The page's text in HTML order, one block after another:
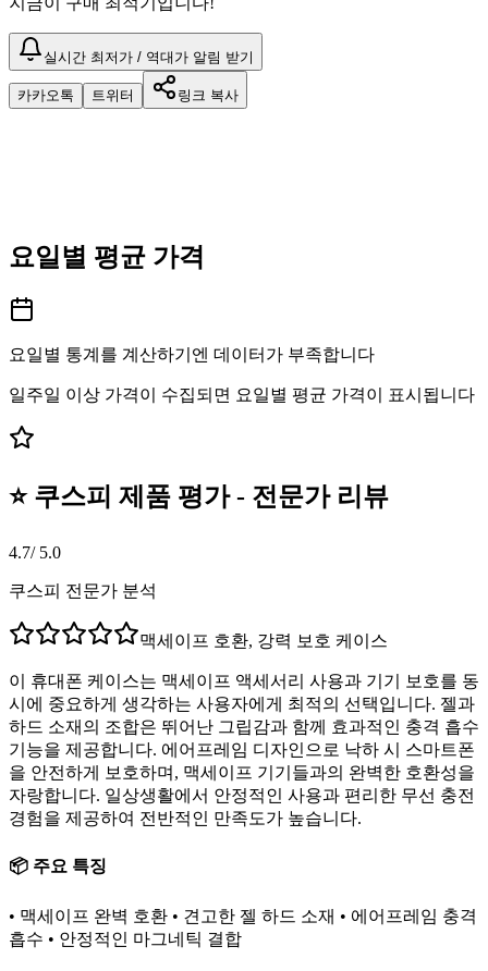
실시간 최저가 / 역대가 알림 받기
카카오톡 트위터 링크 복사
요일별 평균 가격
요일별 통계를 계산하기엔 데이터가 부족합니다
일주일 이상 가격이 수집되면 요일별 평균 가격이 표시됩니다
⭐ 쿠스피 제품 평가 - 전문가 리뷰
4.7/ 5.0
쿠스피 전문가 분석
맥세이프 호환, 강력 보호 케이스
이 휴대폰 케이스는 맥세이프 액세서리 사용과 기기 보호를 동
시에 중요하게 생각하는 사용자에게 최적의 선택입니다. 젤과
하드 소재의 조합은 뛰어난 그립감과 함께 효과적인 충격 흡수
기능을 제공합니다. 에어프레임 디자인으로 낙하 시 스마트폰
을 안전하게 보호하며, 맥세이프 기기들과의 완벽한 호환성을
자랑합니다. 일상생활에서 안정적인 사용과 편리한 무선 충전
경험을 제공하여 전반적인 만족도가 높습니다.
📦 주요 특징
• 맥세이프 완벽 호환 • 견고한 젤 하드 소재 • 에어프레임 충격
흡수 • 안정적인 마그네틱 결합